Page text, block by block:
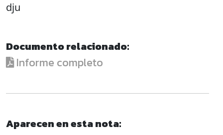
dju
Documento relacionado:
Informe completo
Aparecen en esta nota: